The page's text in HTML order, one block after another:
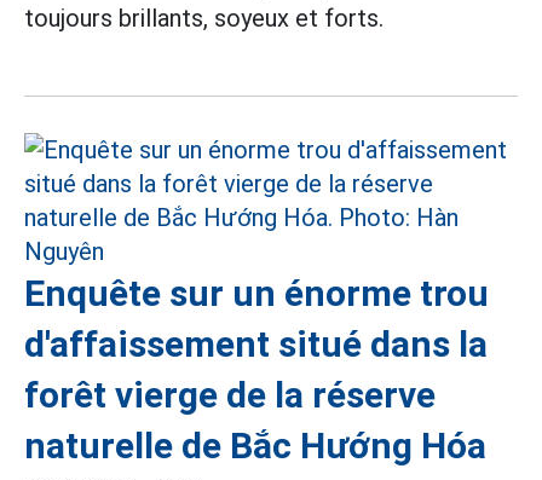
toujours brillants, soyeux et forts.
Enquête sur un énorme trou
d'affaissement situé dans la
forêt vierge de la réserve
naturelle de Bắc Hướng Hóa